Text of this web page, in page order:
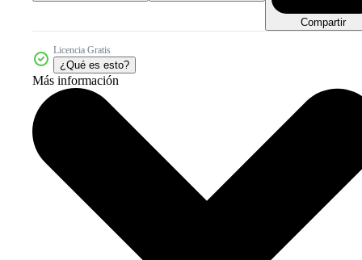
Compartir
Licencia Gratis
¿Qué es esto?
Más información